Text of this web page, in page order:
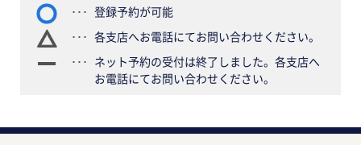
登録予約が可能
各支店へお電話にてお問い合わせください。
ネット予約の受付は終了しました。各支店へ
お電話にてお問い合わせください。